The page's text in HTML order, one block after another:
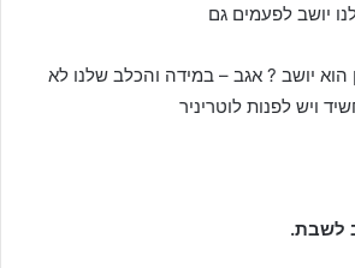
יושב לפעמים גם
הוא יושב ? אגב – במידה והכלב שלנו לא
ויש לפנות לוטריניר
לשבת.